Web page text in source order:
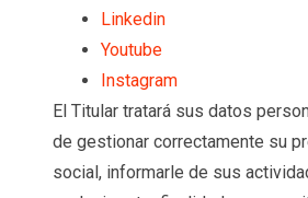
Linkedin
Youtube
Instagram
El Titular tratará sus datos
de gestionar correctamente su
social, informarle de sus